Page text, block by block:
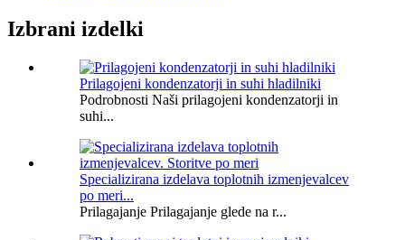
Izbrani izdelki
Prilagojeni kondenzatorji in suhi hladilniki
Podrobnosti Naši prilagojeni kondenzatorji in
suhi...
Specializirana izdelava toplotnih izmenjevalcev
po meri...
Prilagajanje Prilagajanje glede na r...